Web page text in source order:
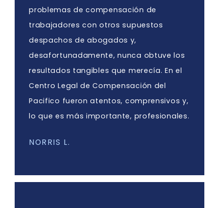
problemas de compensación de
trabajadores con otros supuestos
despachos de abogados y,
desafortunadamente, nunca obtuve los
resultados tangibles que merecía. En el
Centro Legal de Compensación del
Pacifico fueron atentos, comprensivos y,
lo que es más importante, profesionales.
NORRIS L.